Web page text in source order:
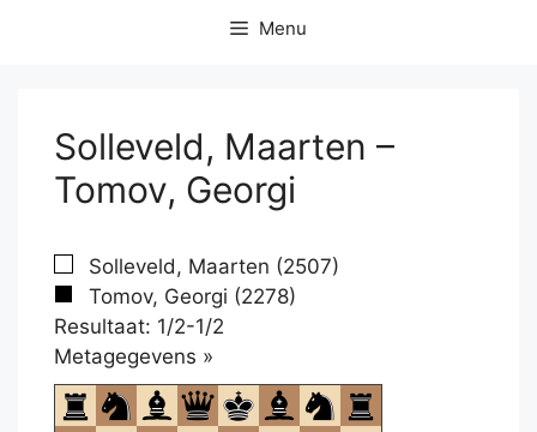
Menu
Solleveld, Maarten –
Tomov, Georgi
Solleveld, Maarten (2507)
Tomov, Georgi (2278)
Resultaat: 1/2-1/2
Metagegevens »
om
te